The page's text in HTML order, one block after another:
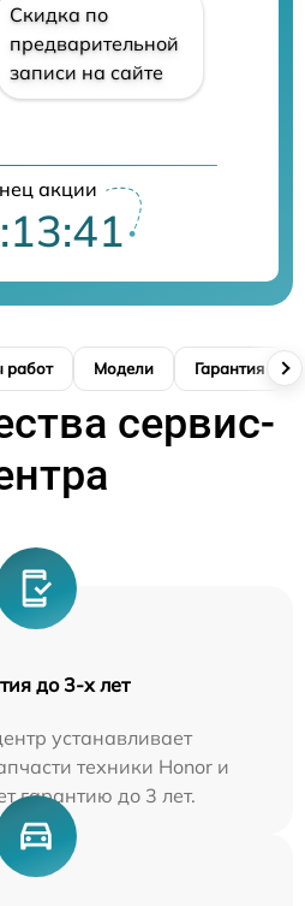
Скидка по
предварительной
записи на сайте
акции
работ Модели Гарантия
сервис-
до 3-х лет
устанавливает
техники Honor и
гарантию до 3 лет.